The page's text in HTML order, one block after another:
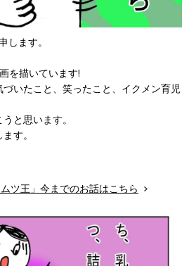
します。
を描いています!
いたこと、笑ったこと、イクメン育児
と思います。
す。
ツ王」今までのお話はこちら